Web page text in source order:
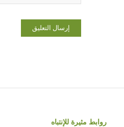
روابط مثيرة للإنتباه